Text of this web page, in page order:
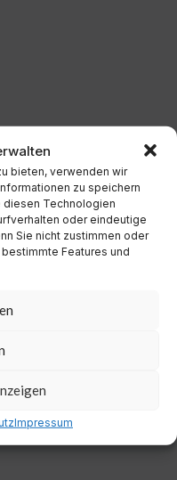
bieten, verwenden wir
zu speichern
diesen Technologien
oder eindeutige
Sie nicht zustimmen oder
Features und
Impressum